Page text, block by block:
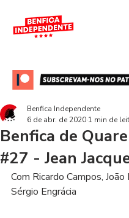
Benfica de
#27 - Jean
Benfica Independente
6 de abr. de 2020 1 min de
Com Ricardo Campos, João
Sérgio Engrácia